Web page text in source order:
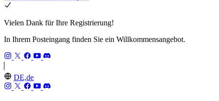
Vielen Dank für Ihre Registrierung!
In Ihrem Posteingang finden Sie ein Willkommensangebot.
DE,de